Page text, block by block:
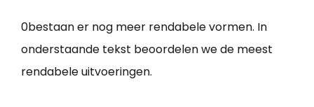
0bestaan er nog meer rendabele vormen. In
onderstaande tekst beoordelen we de meest
rendabele uitvoeringen.